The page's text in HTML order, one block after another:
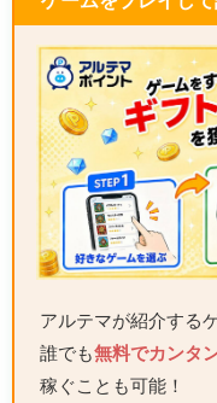
アルテマが紹介する
誰でも無料でカンタ
稼ぐことも可能！